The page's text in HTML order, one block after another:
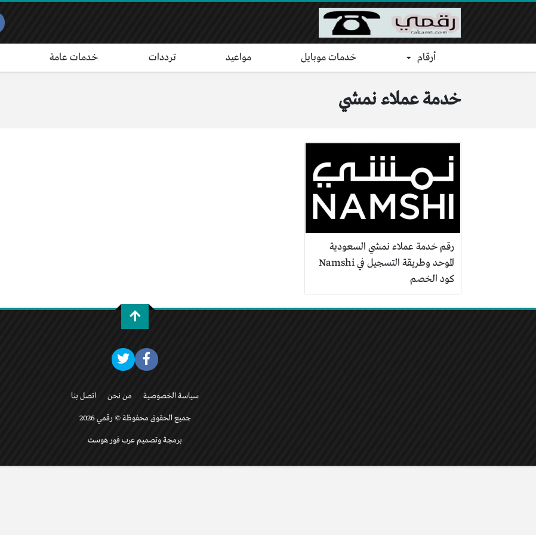
أرقام خدمات موبايل مواعيد ترددات خدمات عامة
خدمة عملاء نمشي
رقم خدمة عملاء نمشي السعودية
الموحد وطريقة التسجيل في Namshi
كود الخصم
سياسة الخصوصية من نحن اتصل بنا
جميع الحقوق محفوظة © رقمي 2026
برمجة وتصميم عرب فور هوست